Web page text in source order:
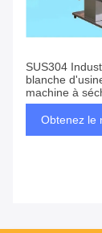
SUS304
blanche
machine à
Armoire de
chaussures
Obtenez le